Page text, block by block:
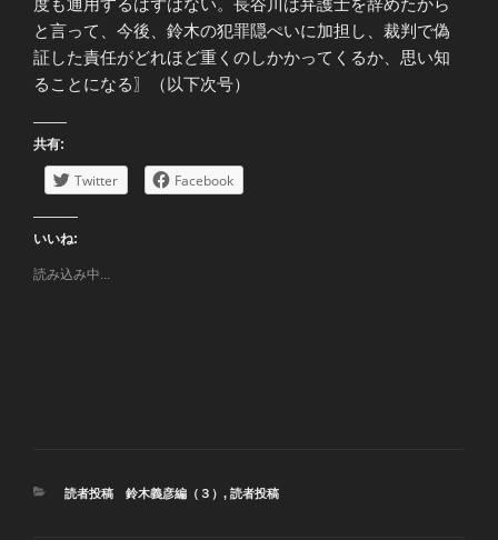
と言って、今後、鈴木の犯罪隠ぺいに加担し、裁判で偽
証した責任がどれほど重くのしかかってくるか、思い知
ることになる〗（以下次号）
共有:
Twitter Facebook
いいね:
読み込み中...
カ
読者投稿 鈴木義彦編（３） , 読者投稿